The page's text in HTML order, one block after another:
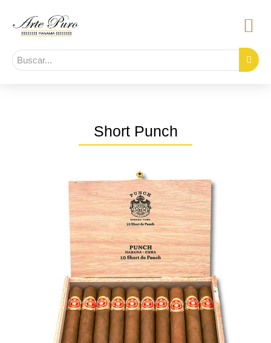
Short Punch